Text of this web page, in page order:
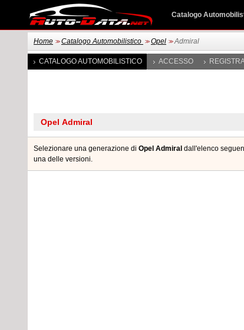
Catalogo
Home >> Catalogo Automobilistico >> Opel >> Admiral
CATALOGO AUTOMOBILISTICO ACCESSO
Selezionare una generazione di Opel Admiral dall'elenco
una delle versioni.